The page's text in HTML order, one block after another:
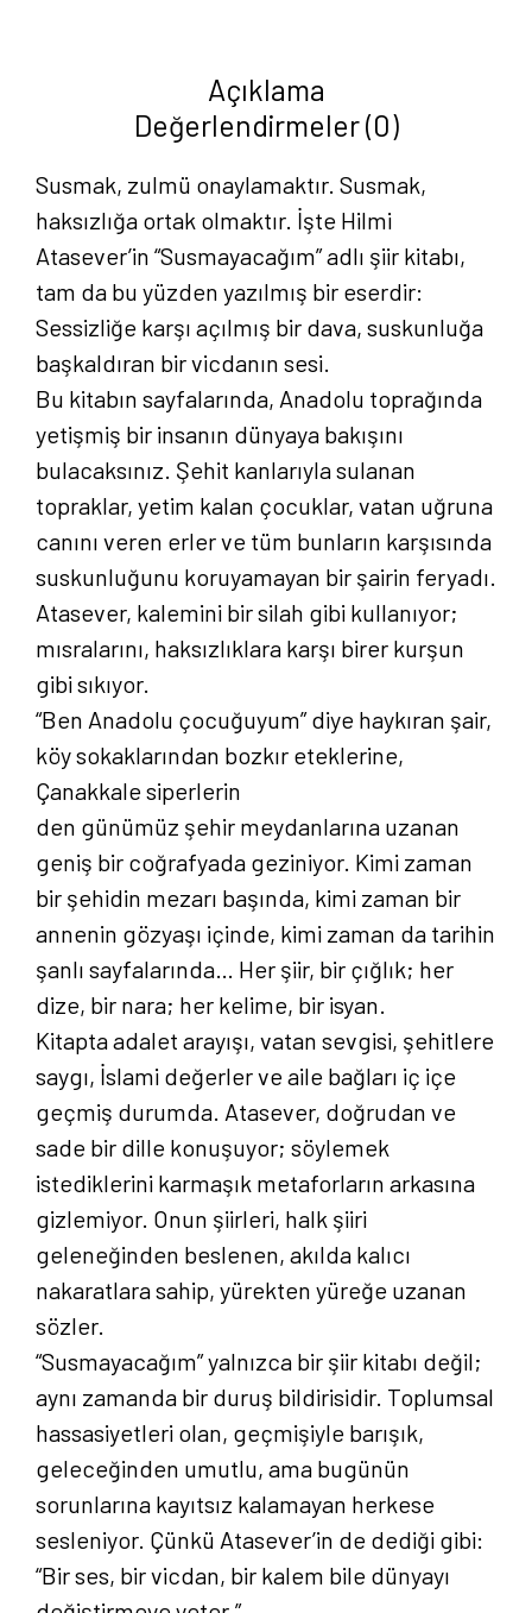
Açıklama
Değerlendirmeler (0)
Susmak, zulmü onaylamaktır. Susmak,
haksızlığa ortak olmaktır. İşte Hilmi
Atasever’in “Susmayacağım” adlı şiir kitabı,
tam da bu yüzden yazılmış bir eserdir:
Sessizliğe karşı açılmış bir dava, suskunluğa
başkaldıran bir vicdanın sesi.
Bu kitabın sayfalarında, Anadolu toprağında
yetişmiş bir insanın dünyaya bakışını
bulacaksınız. Şehit kanlarıyla sulanan
topraklar, yetim kalan çocuklar, vatan uğruna
canını veren erler ve tüm bunların karşısında
suskunluğunu koruyamayan bir şairin feryadı.
Atasever, kalemini bir silah gibi kullanıyor;
mısralarını, haksızlıklara karşı birer kurşun
gibi sıkıyor.
“Ben Anadolu çocuğuyum” diye haykıran şair,
köy sokaklarından bozkır eteklerine,
Çanakkale siperlerin
den günümüz şehir meydanlarına uzanan
geniş bir coğrafyada geziniyor. Kimi zaman
bir şehidin mezarı başında, kimi zaman bir
annenin gözyaşı içinde, kimi zaman da tarihin
şanlı sayfalarında… Her şiir, bir çığlık; her
dize, bir nara; her kelime, bir isyan.
Kitapta adalet arayışı, vatan sevgisi, şehitlere
saygı, İslami değerler ve aile bağları iç içe
geçmiş durumda. Atasever, doğrudan ve
sade bir dille konuşuyor; söylemek
istediklerini karmaşık metaforların arkasına
gizlemiyor. Onun şiirleri, halk şiiri
geleneğinden beslenen, akılda kalıcı
nakaratlara sahip, yürekten yüreğe uzanan
sözler.
“Susmayacağım” yalnızca bir şiir kitabı değil;
aynı zamanda bir duruş bildirisidir. Toplumsal
hassasiyetleri olan, geçmişiyle barışık,
geleceğinden umutlu, ama bugünün
sorunlarına kayıtsız kalamayan herkese
sesleniyor. Çünkü Atasever’in de dediği gibi:
“Bir ses, bir vicdan, bir kalem bile dünyayı